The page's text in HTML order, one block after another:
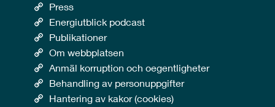
Press
Energiutblick podcast
Publikationer
Om webbplatsen
Anmäl korruption och oegentligheter
Behandling av personuppgifter
Hantering av kakor (cookies)